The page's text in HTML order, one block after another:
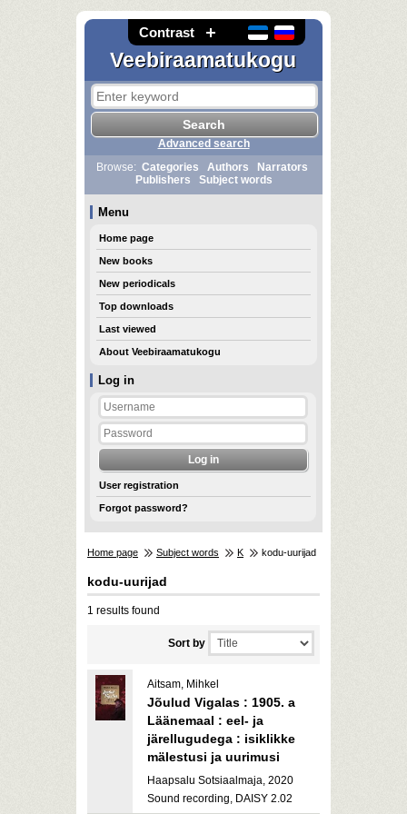
Contrast
Veebiraamatukogu
Log in
User registration
Forgot password?
Advanced search
Browse: Categories Authors
Narrators
Publishers
Subject words
Menu
Home page
New books
New periodicals
Top downloads
Last viewed
About Veebiraamatukogu
Home page Subject words K kodu-uurijad
kodu-uurijad
1 results found
Sort by
Aitsam, Mihkel
Jõulud Vigalas : 1905. a
Läänemaal : eel- ja
järellugudega : isiklikke
mälestusi ja uurimusi
Haapsalu Sotsiaalmaja, 2020
Sound recording, DAISY 2.02